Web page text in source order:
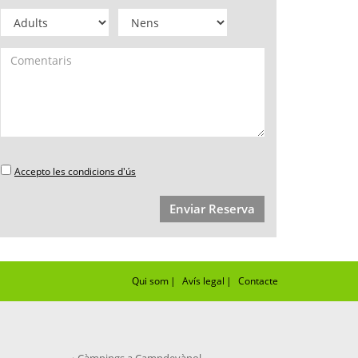
Accepto les condicions d'ús
Enviar Reserva
Qui som| Avís legal | Contacte